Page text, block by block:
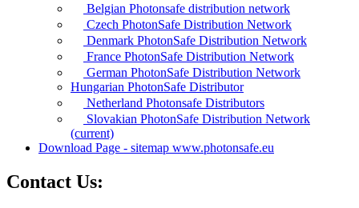
Belgian Photonsafe distribution network
Czech PhotonSafe Distribution Network
Denmark PhotonSafe Distribution Network
France PhotonSafe Distribution Network
German PhotonSafe Distribution Network
Hungarian PhotonSafe Distributor
Netherland Photonsafe Distributors
Slovakian PhotonSafe Distribution Network
(current)
Download Page - sitemap www.photonsafe.eu
Contact Us: